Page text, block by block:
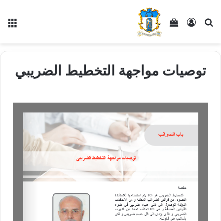
توصيات مواجهة التخطيط الضريبي